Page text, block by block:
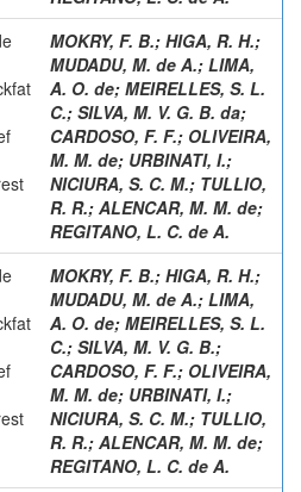
MOKRY, F. B.; HIGA, R. H.;
MUDADU, M. de A.; LIMA,
A. O. de; MEIRELLES, S. L.
C.; SILVA, M. V. G. B. da;
CARDOSO, F. F.; OLIVEIRA,
M. M. de; URBINATI, I.;
NICIURA, S. C. M.; TULLIO,
R. R.; ALENCAR, M. M. de;
REGITANO, L. C. de A.
MOKRY, F. B.; HIGA, R. H.;
MUDADU, M. de A.; LIMA,
A. O. de; MEIRELLES, S. L.
C.; SILVA, M. V. G. B.;
CARDOSO, F. F.; OLIVEIRA,
M. M. de; URBINATI, I.;
NICIURA, S. C. M.; TULLIO,
R. R.; ALENCAR, M. M. de;
REGITANO, L. C. de A.